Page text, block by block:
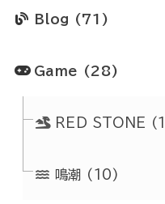
Blog (71)
Game (28)
RED STONE
鳴潮 (10)